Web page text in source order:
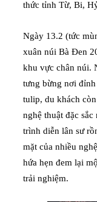
thức tỉnh Từ, Bi,
Ngày 13.2 (tức
xuân núi Bà Đen
khu vực chân núi.
tưng bừng nơi
tulip, du khách
nghệ thuật đặc
trình diễn lân sư
mặt của nhiều
hứa hẹn đem lại
trải nghiệm.